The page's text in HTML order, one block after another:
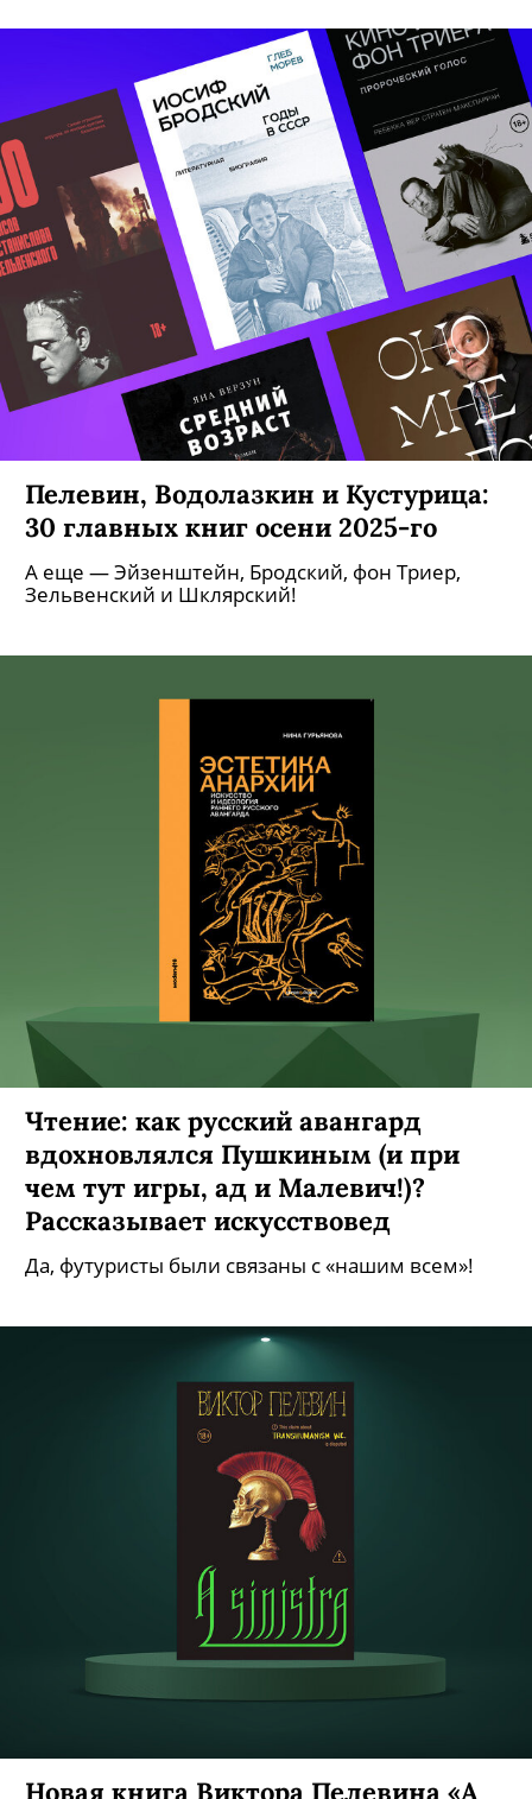
Пелевин, Водолазкин и Кустурица:
30 главных книг осени 2025-го
А еще — Эйзенштейн, Бродский, фон Триер,
Зельвенский и Шклярский!
Чтение: как русский авангард
вдохновлялся Пушкиным (и при
чем тут игры, ад и Малевич!)?
Рассказывает искусствовед
Да, футуристы были связаны с «нашим всем»!
Новая книга Виктора Пелевина «A